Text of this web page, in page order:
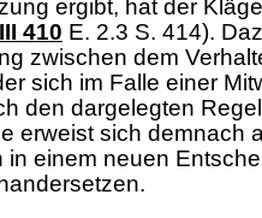
ergibt, hat der
410 E. 2.3 S. 414).
zwischen dem
sich im Falle einer
den dargelegten
erweist sich demnach
in einem neuen